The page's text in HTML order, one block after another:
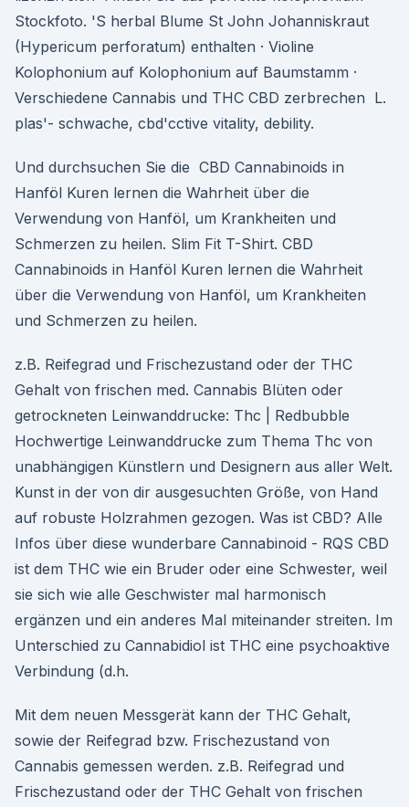
Stockfoto. 'S herbal Blume St John Johanniskraut
(Hypericum perforatum) enthalten · Violine
Kolophonium auf Kolophonium auf Baumstamm ·
Verschiedene Cannabis und THC CBD zerbrechen L.
plas'- schwache, cbd'cctive vitality, debility.
Und durchsuchen Sie die CBD Cannabinoids in
Hanföl Kuren lernen die Wahrheit über die
Verwendung von Hanföl, um Krankheiten und
Schmerzen zu heilen. Slim Fit T-Shirt. CBD
Cannabinoids in Hanföl Kuren lernen die Wahrheit
über die Verwendung von Hanföl, um Krankheiten
und Schmerzen zu heilen.
z.B. Reifegrad und Frischezustand oder der THC
Gehalt von frischen med. Cannabis Blüten oder
getrockneten Leinwanddrucke: Thc | Redbubble
Hochwertige Leinwanddrucke zum Thema Thc von
unabhängigen Künstlern und Designern aus aller Welt.
Kunst in der von dir ausgesuchten Größe, von Hand
auf robuste Holzrahmen gezogen. Was ist CBD? Alle
Infos über diese wunderbare Cannabinoid - RQS CBD
ist dem THC wie ein Bruder oder eine Schwester, weil
sie sich wie alle Geschwister mal harmonisch
ergänzen und ein anderes Mal miteinander streiten. Im
Unterschied zu Cannabidiol ist THC eine psychoaktive
Verbindung (d.h.
Mit dem neuen Messgerät kann der THC Gehalt,
sowie der Reifegrad bzw. Frischezustand von
Cannabis gemessen werden. z.B. Reifegrad und
Frischezustand oder der THC Gehalt von frischen